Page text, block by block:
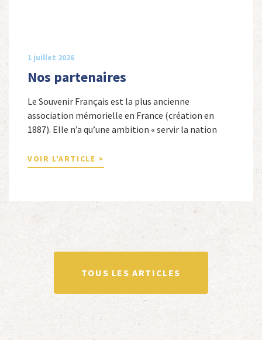
1 juillet 2026
Nos partenaires
Le Souvenir Français est la plus ancienne
association mémorielle en France (création en
1887). Elle n’a qu’une ambition « servir la nation
nationale de la France. Afin d’atteindre cet objectif,
Le Souvenir Français entretient des liens amicaux
totalité ou partiellement afin de faire vivre […]
VOIR L'ARTICLE >
TOUS LES ARTICLES